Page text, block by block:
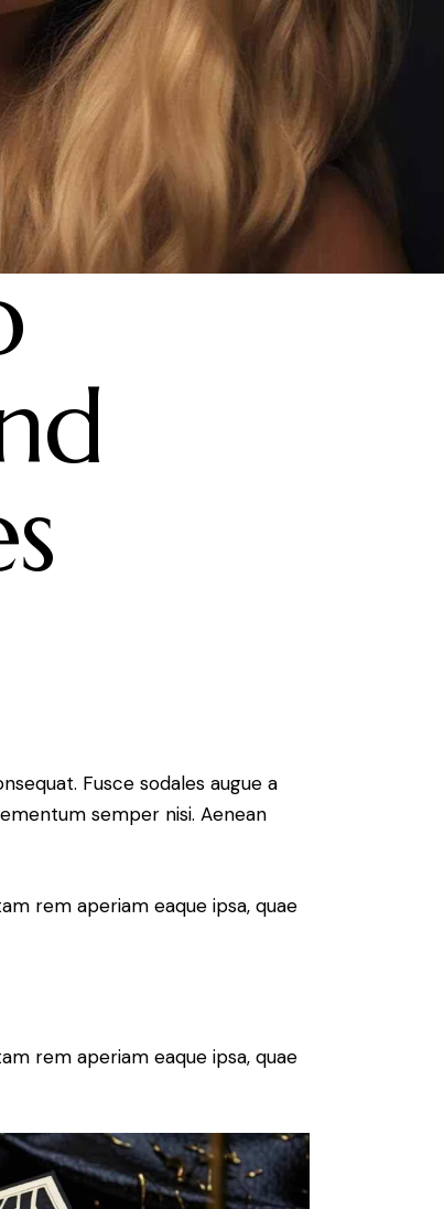
Fusce sodales augue a
semper nisi. Aenean
rem aperiam eaque ipsa, quae
rem aperiam eaque ipsa, quae